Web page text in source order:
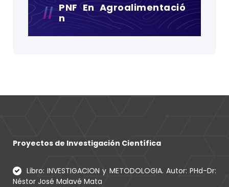
PNF En Agroalimentació
N
Proyectos de Investigación Científica
Libro: INVESTIGACION y METODOLOGIA. Autor: PHd-Dr:
Néstor José Malavé Mata